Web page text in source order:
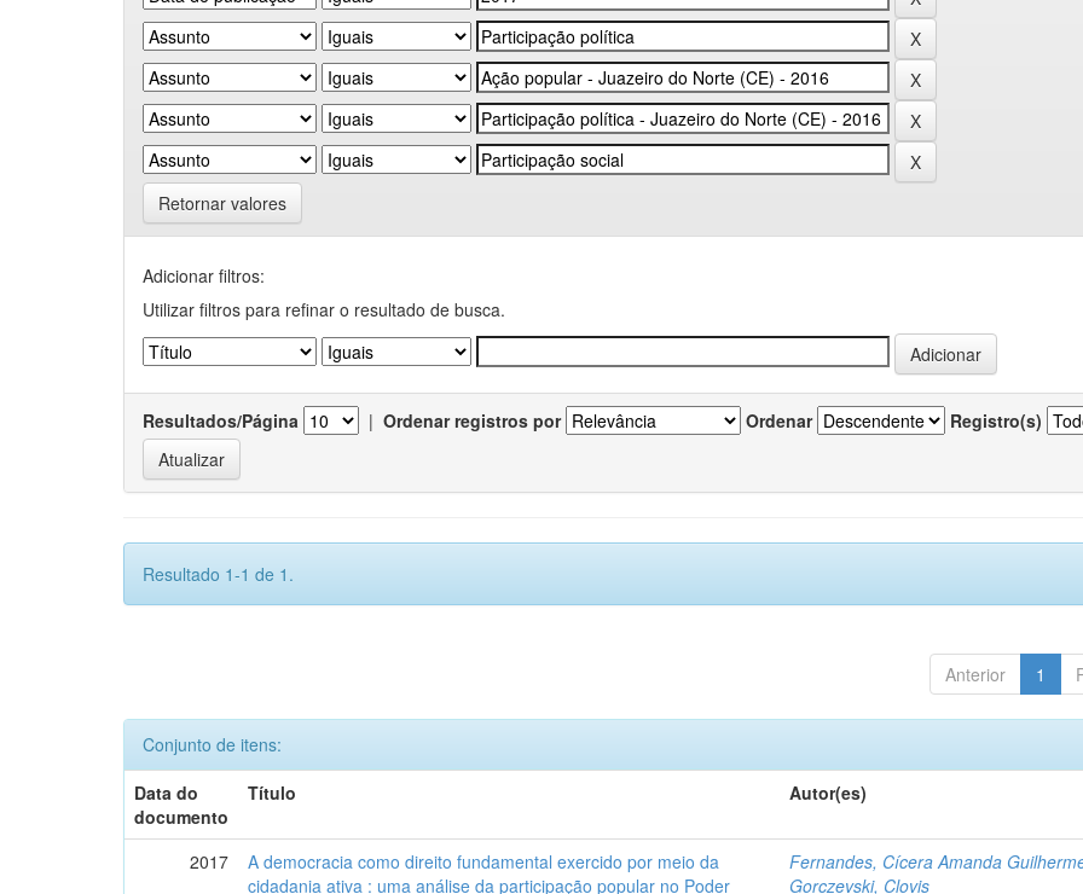
Retornar valores
Adicionar filtros:
Utilizar filtros para refinar o resultado de busca.
Resultados/Página | Ordenar registros por Ordenar Registro(s)
Resultado 1-1 de 1.
Anterior 1
Conjunto de itens:
Data do
documento
Título Autor(es)
2017
A democracia como direito fundamental exercido por meio da
cidadania ativa : uma análise da participação popular no Poder
Fernandes, Cícera Amanda
Gorczevski, Clovis